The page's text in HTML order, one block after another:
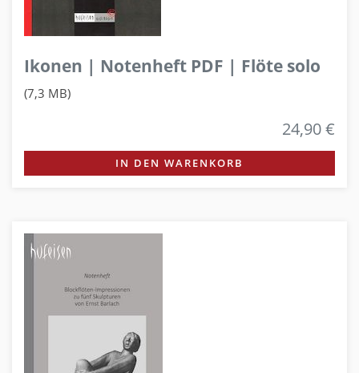
Ikonen | Notenheft PDF | Flöte solo
(7,3 MB)
24,90 €
IN DEN WARENKORB